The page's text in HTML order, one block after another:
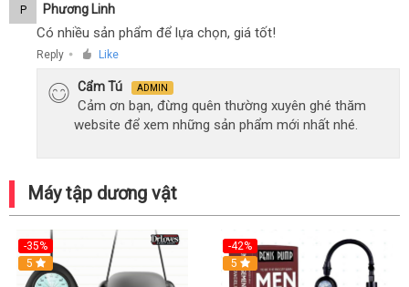
P Phương Linh
Có nhiều sản phẩm để lựa chọn, giá tốt!
Reply ● Like
Cẩm Tú ADMIN
Cảm ơn bạn, đừng quên thường xuyên ghé thăm
website để xem những sản phẩm mới nhất nhé.
Máy tập dương vật
-35%
Hot
5
-42%
5